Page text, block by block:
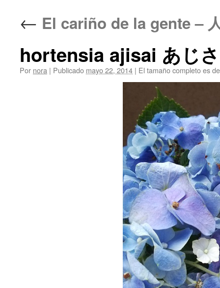
← El cariño de la gente –
hortensia ajisai あじ
Por nora | Publicado mayo 22, 2014 | El tamaño completo es